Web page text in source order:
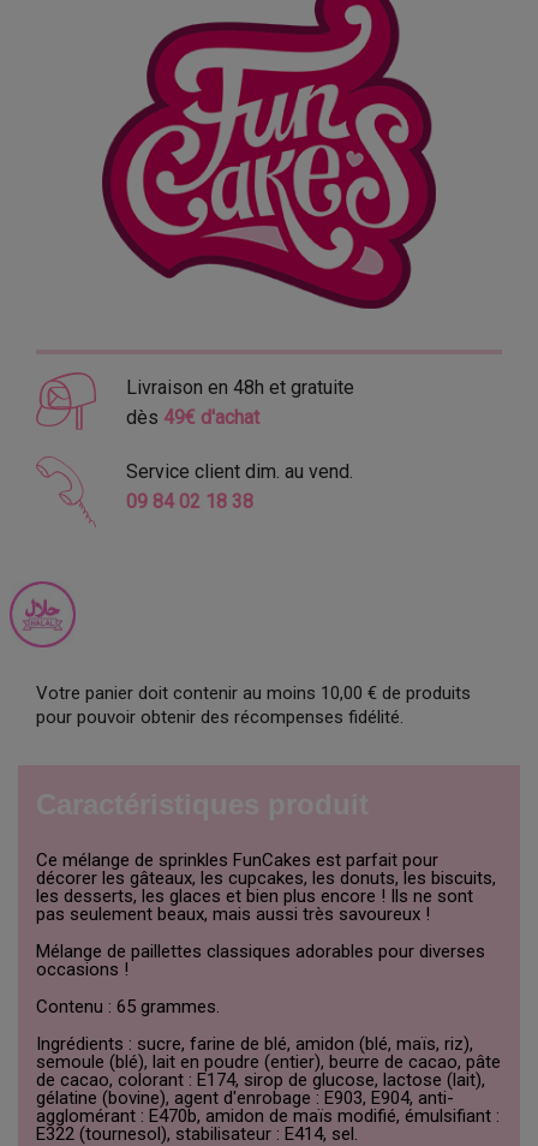
Livraison en 48h et gratuite
dès 49€ d'achat
Service client dim. au vend.
09 84 02 18 38
Votre panier doit contenir au moins 10,00 € de produits
pour pouvoir obtenir des récompenses fidélité.
Ce mélange de sprinkles FunCakes est parfait pour
décorer les gâteaux, les cupcakes, les donuts, les biscuits,
les desserts, les glaces et bien plus encore ! Ils ne sont
pas seulement beaux, mais aussi très savoureux !
Mélange de paillettes classiques adorables pour diverses
occasions !
Contenu : 65 grammes.
Ingrédients : sucre, farine de blé, amidon (blé, maïs, riz),
semoule (blé), lait en poudre (entier), beurre de cacao, pâte
de cacao, colorant : E174, sirop de glucose, lactose (lait),
gélatine (bovine), agent d'enrobage : E903, E904, anti-
agglomérant : E470b, amidon de maïs modifié, émulsifiant :
E322 (tournesol), stabilisateur : E414, sel.